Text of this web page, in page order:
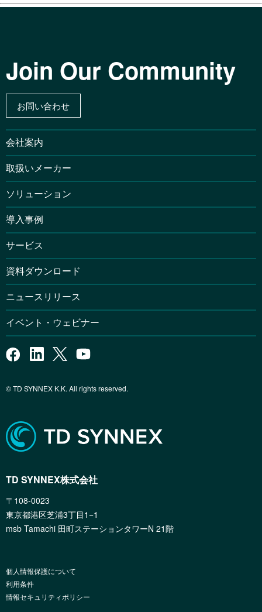
Join Our Community
お問い合わせ
会社案内
取扱いメーカー
ソリューション
導入事例
サービス
資料ダウンロード
ニュースリリース
イベント・ウェビナー
© TD SYNNEX K.K. All rights reserved.
TD SYNNEX株式会社
〒108-0023
東京都港区芝浦3丁目1−1
msb Tamachi 田町ステーションタワーN 21階
個人情報保護について
利用条件
情報セキュリティポリシー